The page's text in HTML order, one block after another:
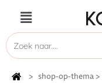
> shop-op-thema >